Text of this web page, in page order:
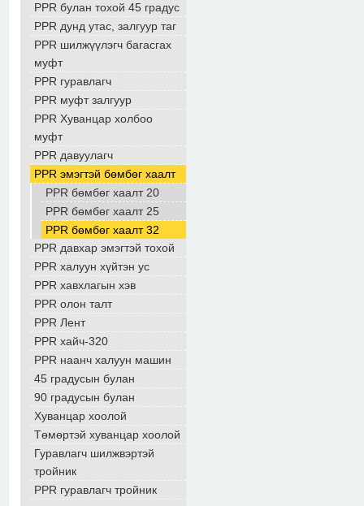
PPR булан тохой 45 градус
PPR дунд утас, залгуур таг
PPR шилжүүлэгч багасгах
муфт
PPR гуравлагч
PPR муфт залгуур
PPR Хуванцар холбоо
муфт
PPR давуулагч
PPR эмэгтэй бөмбөг хаалт
PPR бөмбөг хаалт 20
PPR бөмбөг хаалт 25
PPR бөмбөг хаалт 32
PPR давхар эмэгтэй тохой
PPR халуун хүйтэн ус
PPR хавхлагын хэв
PPR олон талт
PPR Лент
PPR хайч-320
PPR наанч халуун машин
45 градусын булан
90 градусын булан
Хуванцар хоолой
Төмөртэй хуванцар хоолой
Гуравлагч шилжвэртэй
тройник
PPR гуравлагч тройник